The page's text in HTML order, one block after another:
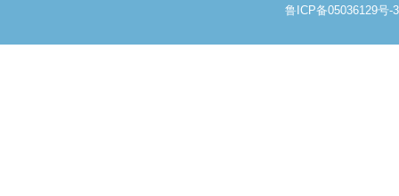
鲁ICP备05036129号-3